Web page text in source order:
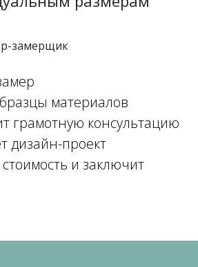
материалов
грамотную консультацию
дизайн-проект
и заключит